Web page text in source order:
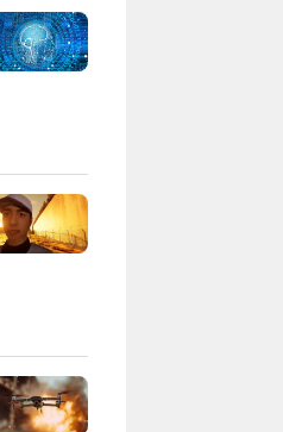
inteligence. AI obsah
vývojář přidá do hry
našel chytrý způsob, jak se